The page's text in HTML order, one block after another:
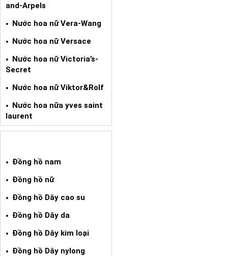
and-Arpels
Nước hoa nữ Vera-Wang
Nước hoa nữ Versace
Nước hoa nữ Victoria’s-
Secret
Nước hoa nữ Viktor&Rolf
Nước hoa nữa yves saint
laurent
Đồng hồ nam
Đồng hồ nữ
Đồng hồ Dây cao su
Đồng hồ Dây da
Đồng hồ Dây kim loại
Đồng hồ Dây nylong